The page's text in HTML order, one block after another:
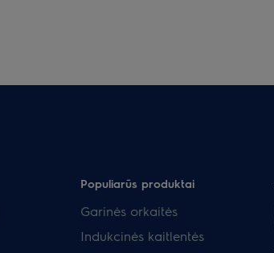
Populiarūs produktai
Garinės orkaitės
Indukcinės kaitlentės